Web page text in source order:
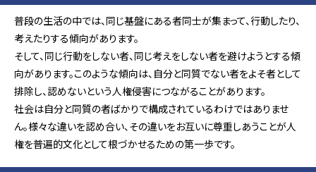
普段の生活の中では、同じ基盤にある者同士が集まって、行動したり、
考えたりする傾向があります。
そして、同じ行動をしない者、同じ考えをしない者を避けようとする傾
向があります。このような傾向は、自分と同質でない者をよそ者として
排除し、認めないという人権侵害につながることがあります。
社会は自分と同質の者ばかりで構成されているわけではありませ
ん。様々な違いを認め合い、その違いをお互いに尊重しあうことが人
権を普遍的文化として根づかせるための第一歩です。